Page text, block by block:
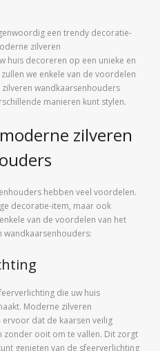
een trendy decoratie-
zilveren
huis decoreren op een unieke en
we enkele van de voordelen
wandkaarsenhouders
manieren kunt stylen.
zilveren
hebben veel voordelen.
decoratie-item, maar ook
van de voordelen van het
wandkaarsenhouders:
die uw huis
Moderne zilveren
dat de kaarsen veilig
ooit om te vallen. Dit zorgt
genieten van de sfeerverlichting